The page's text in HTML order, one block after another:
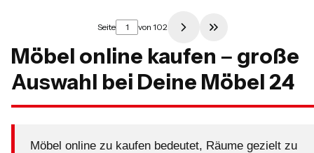
Seite von 102 Zur letzten
Möbel online kaufen – große
Auswahl bei Deine Möbel 24
Möbel online zu kaufen bedeutet, Räume gezielt zu